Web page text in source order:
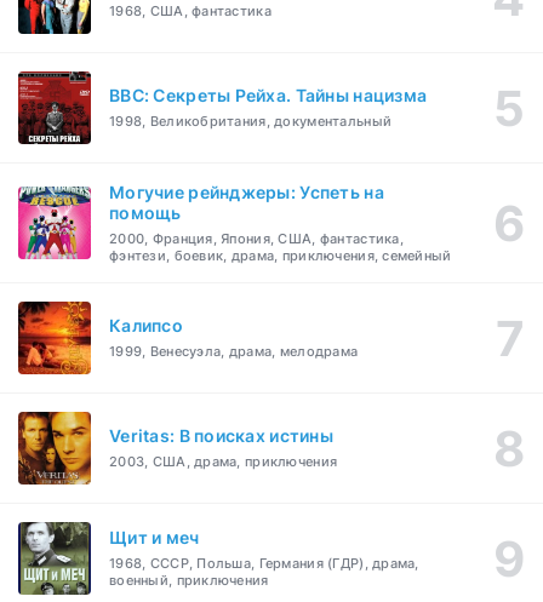
1968, США, фантастика
BBC: Секреты Рейха. Тайны нацизма
1998, Великобритания, документальный
Могучие рейнджеры: Успеть на
помощь
2000, Франция, Япония, США, фантастика,
фэнтези, боевик, драма, приключения, семейный
Калипсо
1999, Венесуэла, драма, мелодрама
Veritas: В поисках истины
2003, США, драма, приключения
Щит и меч
1968, СССР, Польша, Германия (ГДР), драма,
военный, приключения